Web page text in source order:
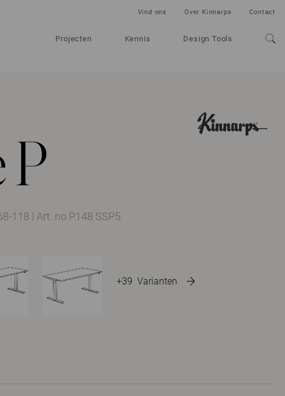
Projecten Kennis Design Tools
Vind ons Over Kinnarps Contact
P
+39 Varianten
118 | Art. no P148 SSP5